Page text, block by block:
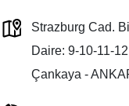
Strazburg Cad.
Daire: 9-10-11-
Çankaya -